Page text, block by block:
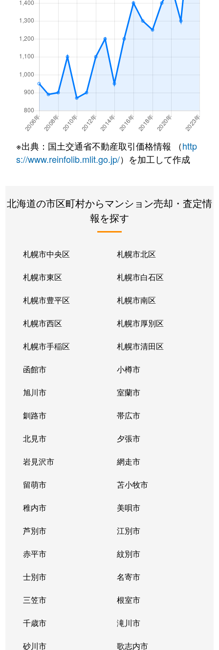
福住
月寒東１条
3,400万円 福住
月寒東１条
3,500万円
月寒東１条
800万円
月寒東１条
1,900万円 福住
徒歩
月寒東１条
1,100万円 福住
月寒東２条
640万円 月寒中央
月寒東２条
2,500万円 福住
徒歩
2,800万円
月寒東２条
福住
月寒東２条
福住
月寒東３条
月寒中央
月寒東４条
月寒中央
月寒東４条
南郷7丁目
月寒東５条
南郷7丁目
豊平２条
東札幌
豊平２条
東札幌
豊平３条
学園前(札幌)
豊平４条
豊平公園
豊平４条
豊平公園
豊平４条
豊平公園
豊平６条
学園前(札幌)
豊平８条
学園前(札幌)
豊平８条
豊平公園
豊平９条
豊平公園
中の島１条
中の島
※出典：国土交通省不動産取引価格情報 （http
s://www.reinfolib.mlit.go.jp/）を加工して作成
北海道の市区町村からマンション売却・査定情
報を探す
札幌市中央区 札幌市北区
札幌市東区 札幌市白石区
札幌市豊平区 札幌市南区
札幌市西区 札幌市厚別区
札幌市手稲区 札幌市清田区
函館市 小樽市
旭川市 室蘭市
釧路市 帯広市
北見市 夕張市
岩見沢市 網走市
留萌市 苫小牧市
稚内市 美唄市
芦別市 江別市
赤平市 紋別市
士別市 名寄市
三笠市 根室市
千歳市 滝川市
砂川市 歌志内市